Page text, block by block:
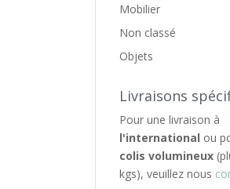
Mobilier
Non classé
Objets
Livraisons
Pour une livraison à
l'international ou
colis volumineux
kgs), veuillez nous